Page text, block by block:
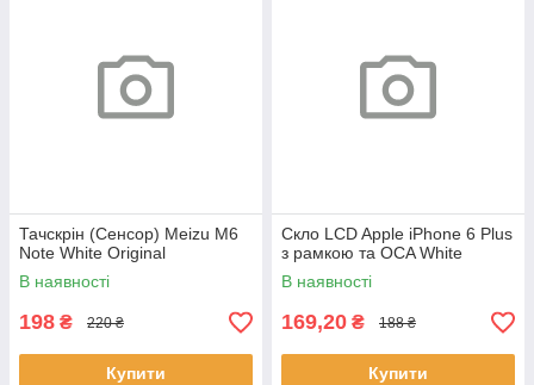
Тачскрін (Сенсор) Meizu M6
Note White Original
В наявності
198 ₴ 220 ₴
Купити
Скло LCD Apple iPhone 6 Plus
з рамкою та OCA White
В наявності
169,20 ₴ 188 ₴
Купити